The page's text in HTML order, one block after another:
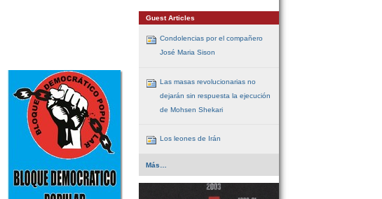
Guest Articles
Condolencias por el compañero
José Maria Sison
Las masas revolucionarias no
dejarán sin respuesta la ejecución
de Mohsen Shekari
Los leones de Irán
Guest
Más…